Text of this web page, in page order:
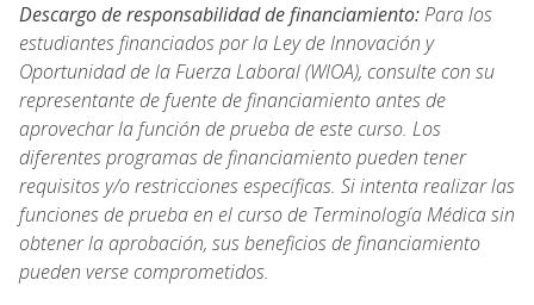
Descargo de responsabilidad de financiamiento:Para los
estudiantes financiados por la Ley de Innovación y
Oportunidad de la Fuerza Laboral (WIOA), consulte con su
representante de fuente de financiamiento antes de
aprovechar la función de prueba de este curso. Los
diferentes programas de financiamiento pueden tener
requisitos y/o restricciones específicas. Si intenta realizar las
funciones de prueba en el curso de Terminología Médica sin
obtener la aprobación, sus beneficios de financiamiento
pueden verse comprometidos.